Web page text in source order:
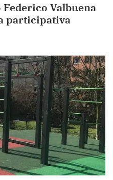
Valbuena
participativa